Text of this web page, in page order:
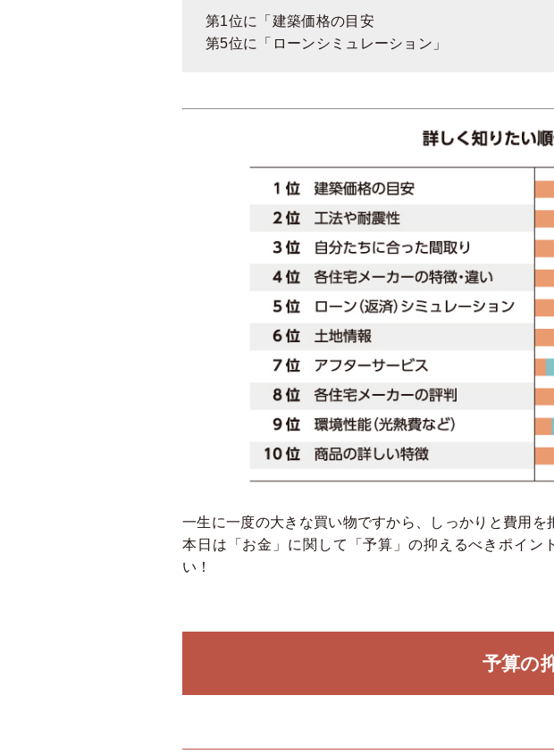
第1位に「建築価格の目安
第5位に「ローンシミュレーション」
一生に一度の大きな買い物ですから、しっかりと費用を
本日は「お金」に関して「予算」の抑えるべきポイン
い！
予算の